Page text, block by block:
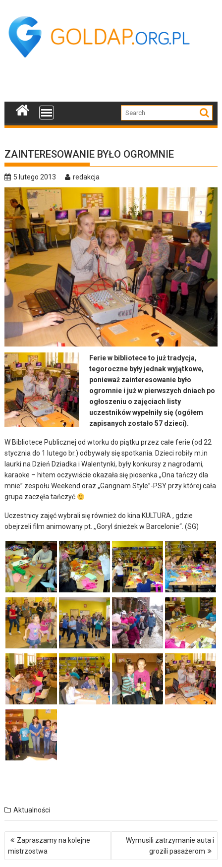
content
ZAINTERESOWANIE BYŁO OGROMNIE
5 lutego 2013 redakcja
Ferie w bibliotece to już tradycja,
tegoroczne były jednak wyjątkowe,
ponieważ zainteresowanie było
ogromnie i już w pierwszych dniach po
ogłoszeniu o zajęciach listy
uczestników wypełniły się (ogółem
zapisanych zostało 57 dzieci).
W Bibliotece Publicznej od wtorku do piątku przez całe ferie (od 22
stycznia do 1 lutego br.) odbywały się spotkania. Dzieci robiły m.in
laurki na Dzień Dziadka i Walentynki, były konkursy z nagrodami,
karaoke – hitem oczywiście okazała się piosenka „Ona tańczy dla
mnie” zespołu Weekend oraz „Gangnam Style”-PSY przy której cała
grupa zaczęła tańczyć
Uczestnicy zajęć wybrali się również do kina KULTURA , gdzie
obejrzeli film animowany pt. ,,Goryl śnieżek w Barcelonie“. (SG)
Aktualności
Nawigacja
wpisu
Zapraszamy na kolejne
mistrzostwa
Wymusili zatrzymanie auta i
grozili pasażerom